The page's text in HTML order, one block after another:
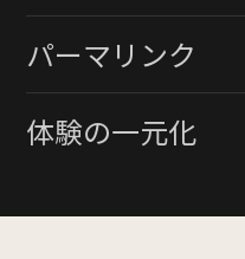
パーマリンク
体験の一元化